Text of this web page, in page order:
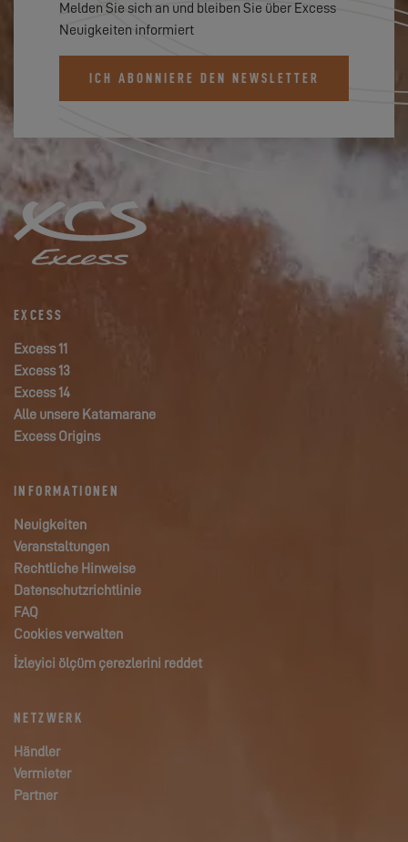
Melden Sie sich an und bleiben Sie über Excess
Neuigkeiten informiert
ICH ABONNIERE DEN NEWSLETTER
EXCESS
Excess 11
Excess 13
Excess 14
Alle unsere Katamarane
Excess Origins
INFORMATIONEN
Neuigkeiten
Veranstaltungen
Rechtliche Hinweise
Datenschutzrichtlinie
FAQ
Cookies verwalten
İzleyici ölçüm çerezlerini reddet
NETZWERK
Händler
Vermieter
Partner